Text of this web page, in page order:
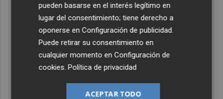
pueden basarse en el interés legítimo en
lugar del consentimiento; tiene derecho a
oponerse enConfiguración de publicidad
Puede retirar su consentimiento en
cualquier momento enConfiguración de
cookies .Política de privacidad
ACEPTAR TODO